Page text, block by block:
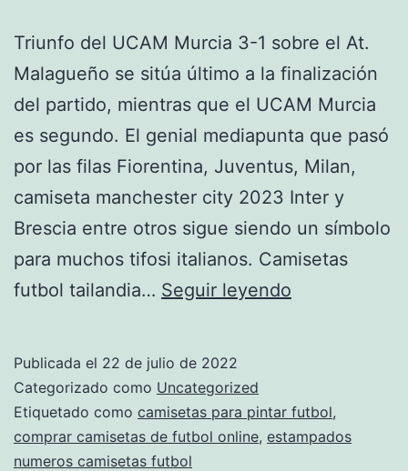
Triunfo del UCAM Murcia 3-1 sobre el At.
Malagueño se sitúa último a la finalización
del partido, mientras que el UCAM Murcia
es segundo. El genial mediapunta que pasó
por las filas Fiorentina, Juventus, Milan,
camiseta manchester city 2023 Inter y
Brescia entre otros sigue siendo un símbolo
para muchos tifosi italianos. Camisetas
futbol tailandia… Seguir leyendo
Diseño
Publicada el 22 de julio de 2022
Categorizado como Uncategorized
Etiquetado como camisetas para pintar futbol,
comprar camisetas de futbol online, estampados
numeros camisetas futbol